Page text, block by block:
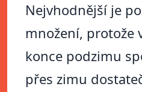
Nejvhodnější je
množení, protože
konce podzimu
přes zimu